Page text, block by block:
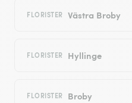
FLORISTER Västra Broby
FLORISTER Hyllinge
FLORISTER Broby